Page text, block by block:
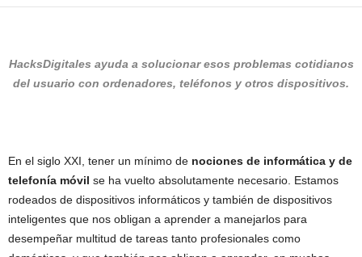
HacksDigitales ayuda a solucionar esos problemas cotidianos
del usuario con ordenadores, teléfonos y otros dispositivos.
En el siglo XXI, tener un mínimo de nociones de informática y de
telefonía móvil se ha vuelto absolutamente necesario. Estamos
rodeados de dispositivos informáticos y también de dispositivos
inteligentes que nos obligan a aprender a manejarlos para
desempeñar multitud de tareas tanto profesionales como